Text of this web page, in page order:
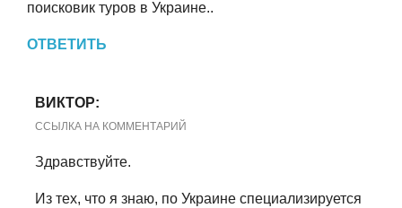
поисковик туров в Украине..
ОТВЕТИТЬ
ВИКТОР:
ССЫЛКА НА КОММЕНТАРИЙ
Здравствуйте.
Из тех, что я знаю, по Украине специализируется